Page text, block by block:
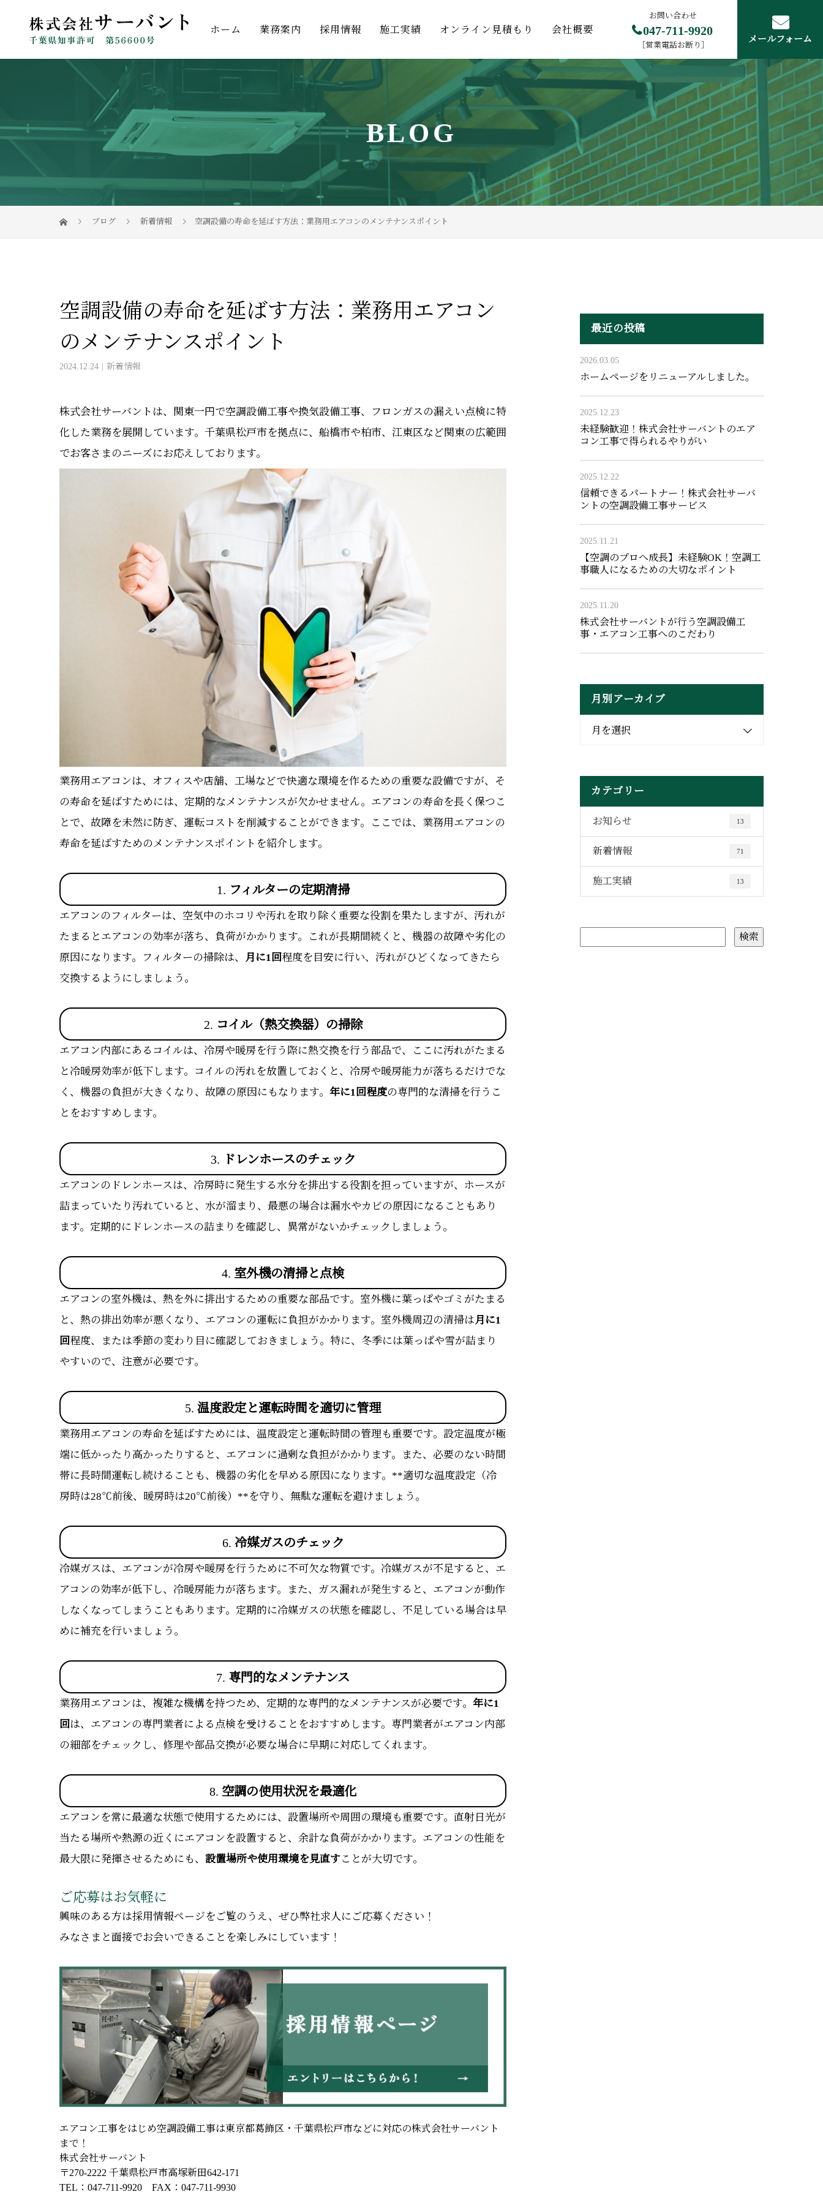
ホーム 業務案内 採用情報 施工実績 オンライン見積もり 会社概要
お問い合わせ
047-711-9920
［営業電話お断り］
メールフォーム
BLOG
ブログ 新着情報 空調設備の寿命を延ばす方法：業務用エアコンのメンテナンスポイント
空調設備の寿命を延ばす方法：業務用エアコン
のメンテナンスポイント
2024.12.24 新着情報
株式会社サーバントは、関東一円で空調設備工事や換気設備工事、フロンガスの漏えい点検に特
化した業務を展開しています。千葉県松戸市を拠点に、船橋市や柏市、江東区など関東の広範囲
でお客さまのニーズにお応えしております。
業務用エアコンは、オフィスや店舗、工場などで快適な環境を作るための重要な設備ですが、そ
の寿命を延ばすためには、定期的なメンテナンスが欠かせません。エアコンの寿命を長く保つこ
とで、故障を未然に防ぎ、運転コストを削減することができます。ここでは、業務用エアコンの
寿命を延ばすためのメンテナンスポイントを紹介します。
1. フィルターの定期清掃
エアコンのフィルターは、空気中のホコリや汚れを取り除く重要な役割を果たしますが、汚れが
たまるとエアコンの効率が落ち、負荷がかかります。これが長期間続くと、機器の故障や劣化の
原因になります。フィルターの掃除は、
月に1回程度を目安に行い、汚れがひどくなってきたら
交換するようにしましょう。
2. コイル（熱交換器）の掃除
エアコン内部にあるコイルは、冷房や暖房を行う際に熱交換を行う部品で、ここに汚れがたまる
と冷暖房効率が低下します。コイルの汚れを放置しておくと、冷房や暖房能力が落ちるだけでな
く、機器の負担が大きくなり、故障の原因にもなります。 年に1回程度の専門的な清掃を行うこ
とをおすすめします。
3. ドレンホースのチェック
エアコンのドレンホースは、冷房時に発生する水分を排出する役割を担っていますが、ホースが
詰まっていたり汚れていると、水が溜まり、最悪の場合は漏水やカビの原因になることもあり
ます。定期的にドレンホースの詰まりを確認し、異常がないかチェックしましょう。
4. 室外機の清掃と点検
エアコンの室外機は、熱を外に排出するための重要な部品です。室外機に葉っぱやゴミがたまる
と、熱の排出効率が悪くなり、エアコンの運転に負担がかかります。室外機周辺の清掃は月に1
回程度、または季節の変わり目に確認しておきましょう。特に、冬季には葉っぱや雪が詰まり
やすいので、注意が必要です。
5. 温度設定と運転時間を適切に管理
業務用エアコンの寿命を延ばすためには、温度設定と運転時間の管理も重要です。設定温度が極
端に低かったり高かったりすると、エアコンに過剰な負担がかかります。また、必要のない時間
帯に長時間運転し続けることも、機器の劣化を早める原因になります。**適切な温度設定（冷
房時は28℃前後、暖房時は20℃前後）**を守り、無駄な運転を避けましょう。
6. 冷媒ガスのチェック
冷媒ガスは、エアコンが冷房や暖房を行うために不可欠な物質です。冷媒ガスが不足すると、エ
アコンの効率が低下し、冷暖房能力が落ちます。また、ガス漏れが発生すると、エアコンが動作
しなくなってしまうこともあります。定期的に冷媒ガスの状態を確認し、不足している場合は早
めに補充を行いましょう。
7. 専門的なメンテナンス
業務用エアコンは、複雑な機構を持つため、定期的な専門的なメンテナンスが必要です。 年に1
回 は、エアコンの専門業者による点検を受けることをおすすめします。専門業者がエアコン内部
の細部をチェックし、修理や部品交換が必要な場合に早期に対応してくれます。
8. 空調の使用状況を最適化
エアコンを常に最適な状態で使用するためには、設置場所や周囲の環境も重要です。直射日光が
当たる場所や熱源の近くにエアコンを設置すると、余計な負荷がかかります。エアコンの性能を
最大限に発揮させるためにも、 設置場所や使用環境を見直すことが大切です。
ご応募はお気軽に
興味のある方は採用情報ページをご覧のうえ、ぜひ弊社求人にご応募ください！
みなさまと面接でお会いできることを楽しみにしています！
エアコン工事をはじめ空調設備工事は東京都葛飾区・千葉県松戸市などに対応の株式会社サーバント
まで！
株式会社サーバント
〒270-2222 千葉県松戸市高塚新田642-171
TEL：047-711-9920 FAX：047-711-9930
最近の投稿
2026.03.05
ホームページをリニューアルしました。
2025.12.23
未経験歓迎！株式会社サーバントのエア
コン工事で得られるやりがい
2025.12.22
信頼できるパートナー！株式会社サーバ
ントの空調設備工事サービス
2025.11.21
【空調のプロへ成長】未経験OK！空調工
事職人になるための大切なポイント
2025.11.20
株式会社サーバントが行う空調設備工
事・エアコン工事へのこだわり
月別アーカイブ
月を選択
カテゴリー
お知らせ 13
新着情報 71
施工実績 13